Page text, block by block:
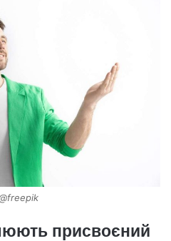
присвоєний